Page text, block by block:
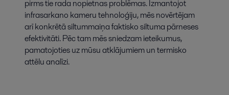
pirms tie rada nopietnas problēmas. Izmantojot
infrasarkano kameru tehnoloģiju, mēs novērtējam
arī konkrētā siltummaiņa faktisko siltuma pārneses
efektivitāti. Pēc tam mēs sniedzam ieteikumus,
pamatojoties uz mūsu atklājumiem un termisko
attēlu analīzi.